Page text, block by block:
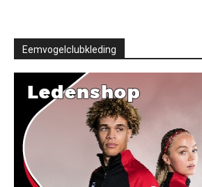
Eemvogelclubkleding